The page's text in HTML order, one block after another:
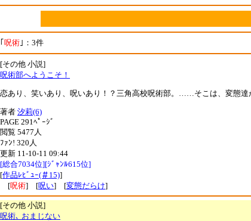
｢ 呪術 ｣：3件
[その他 小説]
呪術部へようこそ！
恋あり、笑いあり、呪いあり！？三角高校呪術部。……そこは、変態
著者 汐莉(6)
PAGE 291ﾍﾟｰｼﾞ
閲覧 5477人
ﾌｧﾝ! 320人
更新 11-10-11 09:44
[総合7034位][ｼﾞｬﾝﾙ615位]
[作品ﾚﾋﾞｭｰ(＃15)]
[呪術] [呪い] [変態だらけ]
[その他 小説]
呪術､ おまじない